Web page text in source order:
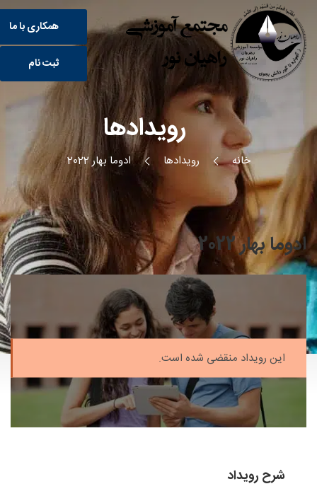
ثبت نام
همکاری با ما
رویدادها
خانه رویدادها ادوما بهار 2022
ادوما بهار 2022
این رویداد منقضی شده است.
شرح رویداد